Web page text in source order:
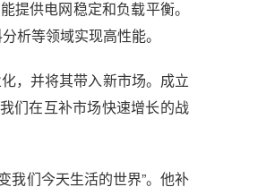
提供电网稳定和负载平衡。
析等领域实现高性能。
，并将其带入新市场。成立
们在互补市场快速增长的战
我们今天生活的世界”。他补